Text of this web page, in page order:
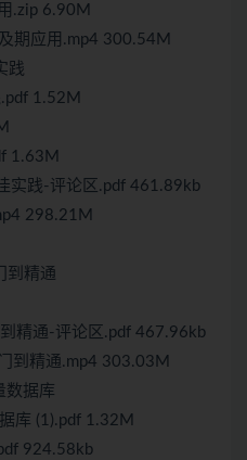
.zip 6.90M
期应用.mp4 300.54M
践
1.52M
1.63M
实践-评论区.pdf 461.89kb
298.21M
到精通
精通-评论区.pdf 467.96kb
到精通.mp4 303.03M
数据库
库 (1).pdf 1.32M
924.58kb